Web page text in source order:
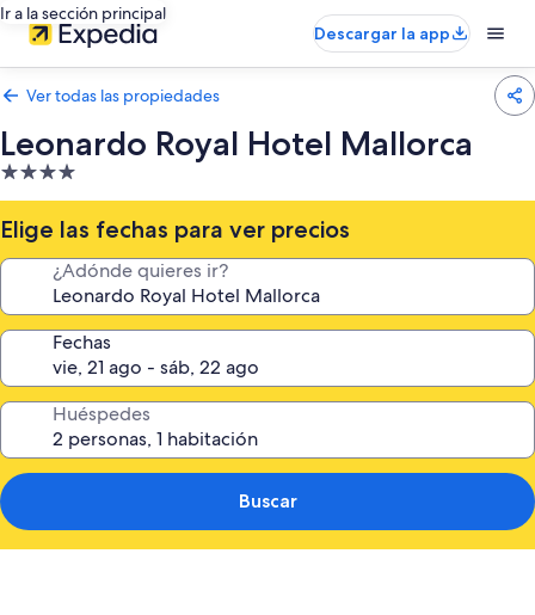
Ir a la sección principal
Descargar la app
Ver todas las propiedades
Leonardo Royal Hotel Mallorca
Propiedad
de
4.0
estrellas
Elige las fechas para ver precios
¿Adónde quieres ir?
Fechas
Huéspedes
Buscar